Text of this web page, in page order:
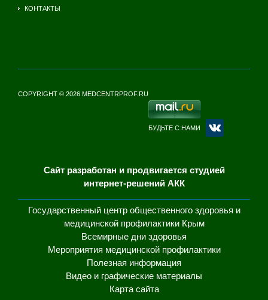
КОНТАКТЫ
COPYRIGHT © 2026 MEDCENTRPROF.RU
БУДЬТЕ С НАМИ
Сайт разработан и продвигается студией
интернет-решений АКК
Государственный центр общественного здоровья и
медицинской профилактики Крым
Всемирные дни здоровья
Мероприятия медицинской профилактики
Полезная информация
Видео и графические материалы
Карта сайта